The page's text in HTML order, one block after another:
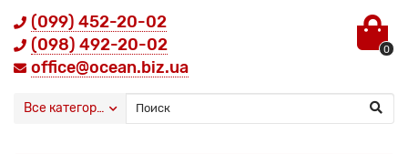
(099) 452-20-02
(098) 492-20-02
office@ocean.biz.ua
0
Все категории